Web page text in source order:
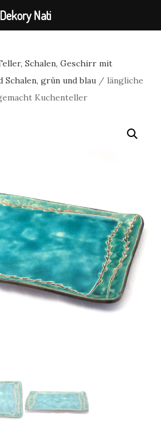
Schalen, Geschirr mit
Schalen, grün und blau / längliche
Kuchenteller
Dekory Nati